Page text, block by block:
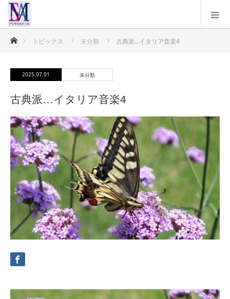
ホームトピックス 未分類 古典派…イタリア音楽4
2025.07.01 未分類
古典派…イタリア音楽4